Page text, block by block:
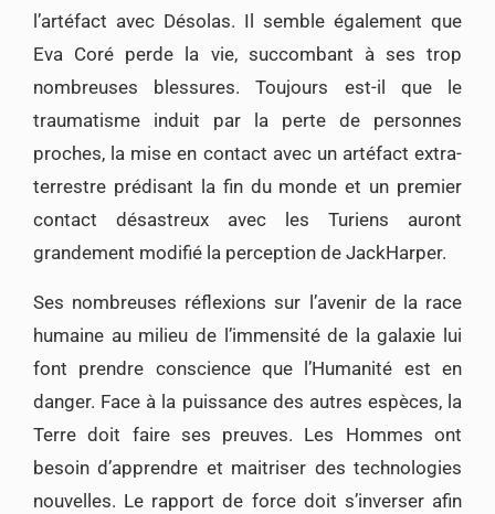
l’artéfact avec Désolas. Il semble également que
Eva Coré perde la vie, succombant à ses trop
nombreuses blessures. Toujours est-il que le
traumatisme induit par la perte de personnes
proches, la mise en contact avec un artéfact extra-
terrestre prédisant la fin du monde et un premier
contact désastreux avec les Turiens auront
grandement modifié la perception de JackHarper.
Ses nombreuses réflexions sur l’avenir de la race
humaine au milieu de l’immensité de la galaxie lui
font prendre conscience que l’Humanité est en
danger. Face à la puissance des autres espèces, la
Terre doit faire ses preuves. Les Hommes ont
besoin d’apprendre et maitriser des technologies
nouvelles. Le rapport de force doit s’inverser afin